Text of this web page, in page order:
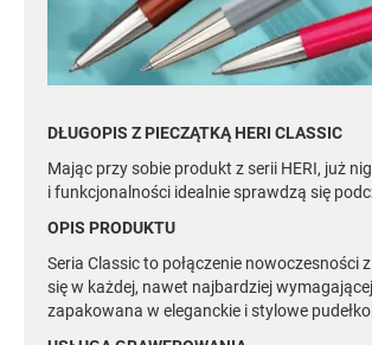
DŁUGOPIS Z PIECZĄTKĄ HERI CLASSIC
Mając przy sobie produkt z serii HERI, już
i funkcjonalności idealnie sprawdzą się
OPIS PRODUKTU
Seria Classic to połączenie
się w każdej, nawet najbardziej
zapakowana w eleganckie i stylowe